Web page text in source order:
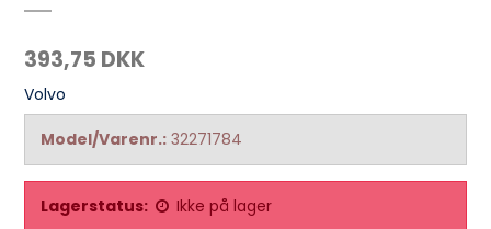
393,75 DKK
Volvo
Model/Varenr.: 32271784
Lagerstatus: Ikke på lager